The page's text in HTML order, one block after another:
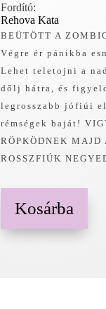
Fordító:
Rehova Kata
BEÜTÖTT A
Végre ér pánikba
Lehet teletojni a
dőlj hátra, és
legrosszabb jófiúi
rémségek baját!
RÖPKÖDNEK MAJD
ROSSZFIÚK
Kosárba